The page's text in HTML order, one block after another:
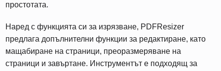
простотата.
Наред с функцията си за изрязване, PDFResizer
предлага допълнителни функции за редактиране, като
мащабиране на страници, преоразмеряване на
страници и завъртане. Инструментът е подходящ за